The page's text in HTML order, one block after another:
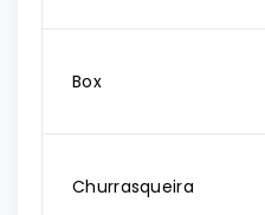
Box
Churrasqueira